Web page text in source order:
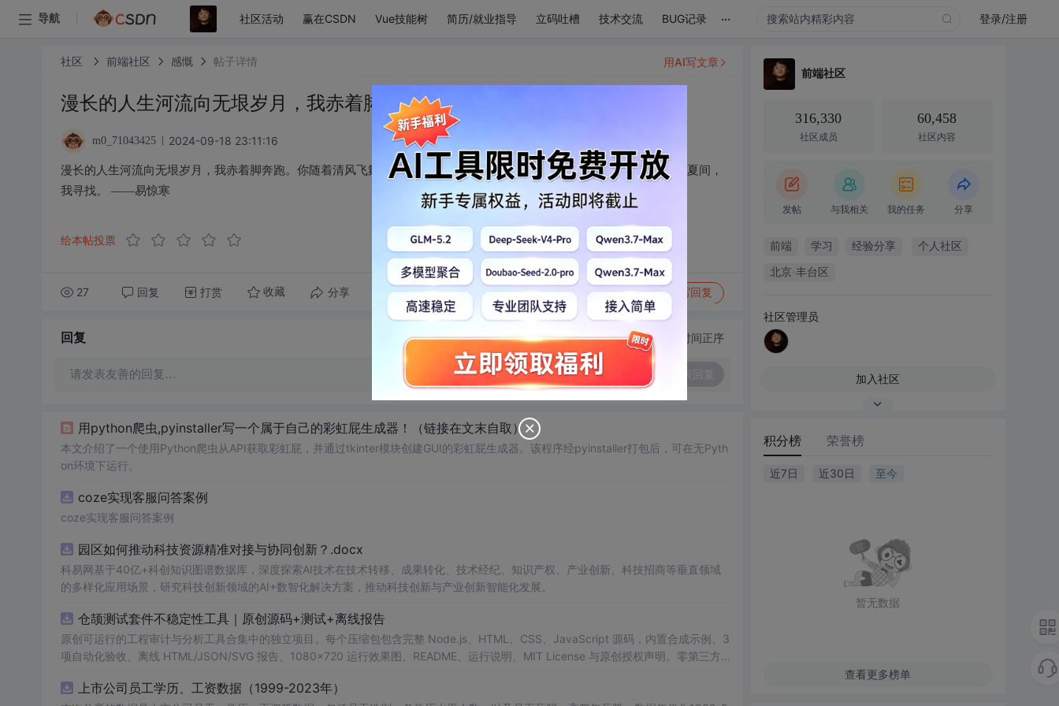
导航 社区活动 赢在CSDN Vue技能树 简历/就业指导 立码吐槽 技术交流 BUG记录 ... 登录/注册
社区 前端社区 感慨 帖子详情
漫长的人生河流向无垠岁月，我赤着脚奔跑。
m0_71043425 2024-09-18 23:11:16
漫长的人生河流向无垠岁月，我赤着脚奔跑。你随着清风飞舞，在艳阳下发亮。我伸手期盼得见你的半分幻想。在蝉鸣的夏间，
我寻找。 ——易惊寒
给本帖投票
27 回复 打赏 收藏 分享 转发到动态 举报 写回复
用AI写文章
回复 切换为时间正序
请发表友善的回复…
用python爬虫,pyinstaller写一个属于自己的彩虹屁生成器！（链接在文末自取）
本文介绍了一个使用Python爬虫从API获取彩虹屁，并通过tkinter模块创建GUI的彩虹屁生成器。该程序经pyinstaller打包后，可在无Pyth
on环境下运行。
coze实现客服问答案例
coze实现客服问答案例
园区如何推动科技资源精准对接与协同创新？.docx
科易网基于40亿+科创知识图谱数据库，深度探索AI技术在技术转移、成果转化、技术经纪、知识产权、产业创新、科技招商等垂直领域
的多样化应用场景，研究科技创新领域的AI+数智化解决方案，推动科技创新与产业创新智能化发展。
仓颉测试套件不稳定性工具｜原创源码+测试+离线报告
原创可运行的工程审计与分析工具合集中的独立项目。每个压缩包包含完整 Node.js、HTML、CSS、JavaScript 源码，内置合成示例、3
项自动化验收、离线 HTML/JSON/SVG 报告、1080×720 运行效果图、README、运行说明、MIT License 与原创授权声明。零第三方
示与二次开发。运行方法：Node.js 18+ 下执行 npm test 与 npm run report，或启动静态服务器打开 index.html。
上市公司员工学历、工资数据（1999-2023年）
前端社区
316,330
社区成员
60,458
社区内容
发帖 与我相关 我的任务 分享
前端 学习 经验分享 个人社区
北京·丰台区
社区管理员
加入社区
积分榜 荣誉榜
近7日 近30日 至今
暂无数据
查看更多榜单